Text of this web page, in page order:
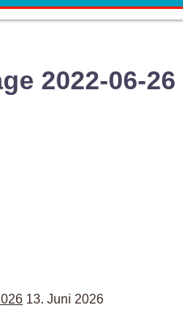
2022-06-26
13. Juni 2026